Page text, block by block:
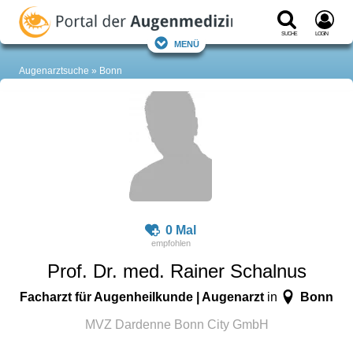
Suche Login
Menü
Augenarztsuche Bonn
0 Mal
Prof. Dr. med. Rainer Schalnus
Facharzt für Augenheilkunde | Augenarztin Bonn
MVZ Dardenne Bonn City GmbH